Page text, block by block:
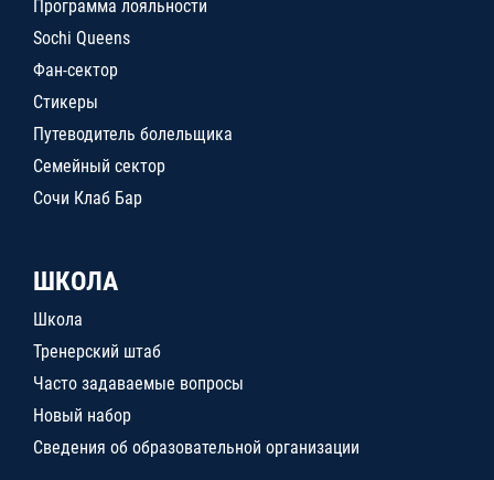
Программа лояльности
Sochi Queens
Фан-сектор
Стикеры
Путеводитель болельщика
Семейный сектор
Сочи Клаб Бар
ШКОЛА
Школа
Тренерский штаб
Часто задаваемые вопросы
Новый набор
Сведения об образовательной организации